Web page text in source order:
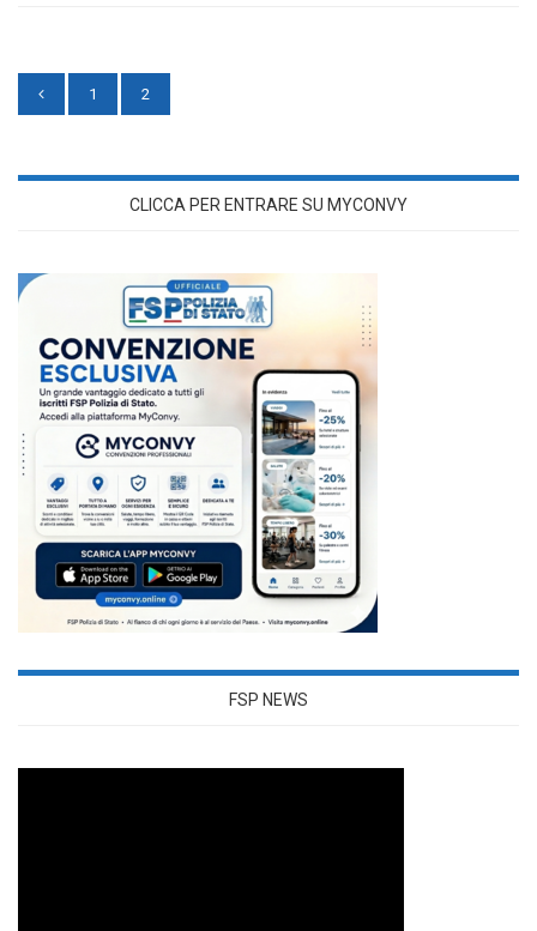
1 2
CLICCA PER ENTRARE SU MYCONVY
FSP NEWS